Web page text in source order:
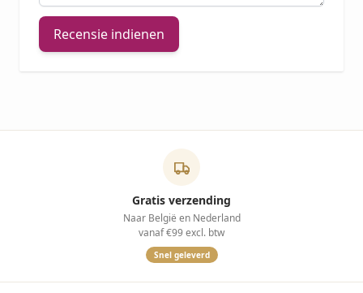
Recensie indienen
Gratis verzending
Naar België en Nederland
vanaf €99 excl. btw
Snel geleverd